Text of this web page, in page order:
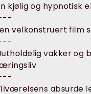
kjølig og hypnotisk
velkonstruert film
vakker og
absurde